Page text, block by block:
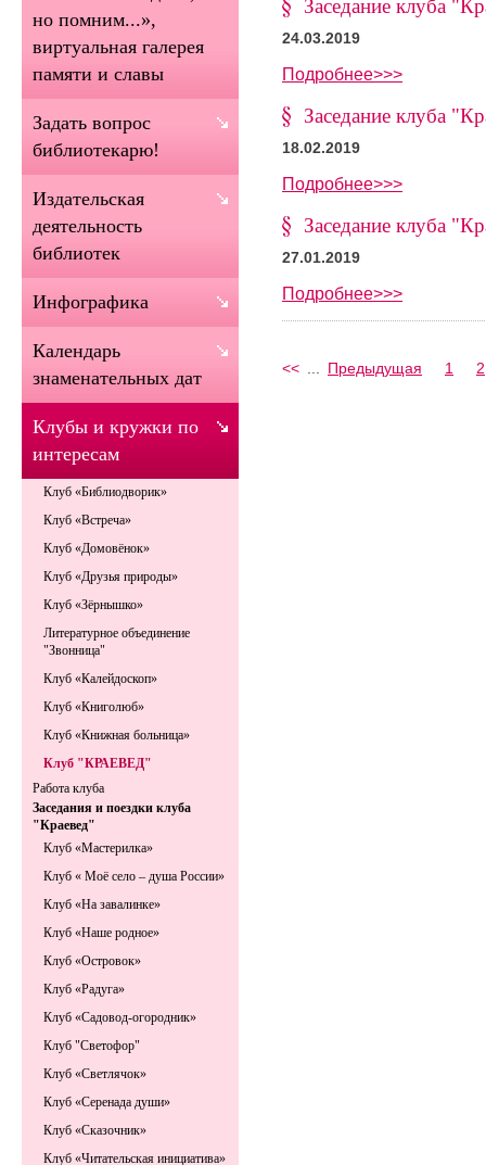
Заседание клуба
24.03.2019
Подробнее>>>
Заседание клуба
18.02.2019
Подробнее>>>
Заседание клуба
27.01.2019
Подробнее>>>
<< Предыдущая 1 2
но помним...»,
виртуальная галерея
памяти и славы
Задать вопрос
библиотекарю!
Издательская
деятельность
библиотек
Инфографика
Календарь
знаменательных дат
Клубы и кружки по
интересам
Клуб «Библиодворик»
Клуб «Встреча»
Клуб «Домовёнок»
Клуб «Друзья природы»
Клуб «Зёрнышко»
Литературное объединение
"Звонница"
Клуб «Калейдоскоп»
Клуб «Книголюб»
Клуб «Книжная больница»
Клуб "КРАЕВЕД"
Работа клуба
Заседания и поездки клуба
"Краевед"
Клуб «Мастерилка»
Клуб « Моё село – душа России»
Клуб «На завалинке»
Клуб «Наше родное»
Клуб «Островок»
Клуб «Радуга»
Клуб «Садовод-огородник»
Клуб "Светофор"
Клуб «Светлячок»
Клуб «Серенада души»
Клуб «Сказочник»
Клуб «Читательская инициатива»